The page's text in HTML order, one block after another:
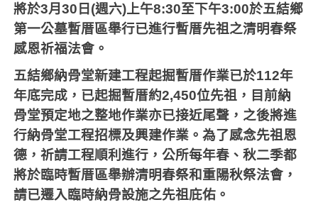
將於3月30 日 (週六)上午8:30至下午3:00於五結鄉
第一公墓暫厝區舉行已進行暫厝先祖之清明春祭
感恩祈福法會。
五結鄉納骨堂新建工程起掘暫厝作業已於112年
年底完成，已起掘暫厝約2,450位先祖，目前納
骨堂預定地之整地作業亦已接近尾聲，之後將進
行納骨堂工程招標及興建作業。為了感念先祖恩
德，祈請工程順利進行，公所每年春、秋二季都
將於臨時暫厝區舉辦清明春祭和重陽秋祭法會，
請已遷入臨時納骨設施之先祖庇佑。